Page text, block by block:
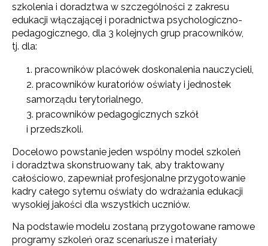
szkolenia i doradztwa w szczególności z zakresu
edukacji włączającej i poradnictwa psychologiczno-
pedagogicznego, dla 3 kolejnych grup pracowników,
tj. dla:
pracowników placówek doskonalenia nauczycieli,
pracowników kuratoriów oświaty i jednostek
samorządu terytorialnego,
pracowników pedagogicznych szkół
i przedszkoli.
Docelowo powstanie jeden wspólny model szkoleń
i doradztwa skonstruowany tak, aby traktowany
całościowo, zapewniał profesjonalne przygotowanie
kadry całego sytemu oświaty do wdrażania edukacji
wysokiej jakości dla wszystkich uczniów.
Na podstawie modelu zostaną przygotowane ramowe
programy szkoleń oraz scenariusze i materiały